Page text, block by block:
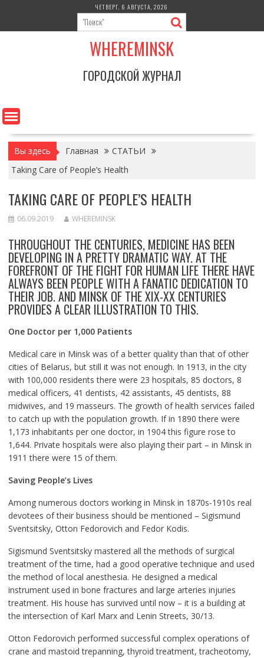
содержимому
ЧЕТВЕРГ, 6 АВГУСТА, 2026
WHEREMINSK
ГОРОДСКОЙ ЖУРНАЛ
Вы здесь Главная
СТАТЬИ
Taking Care of People’s Health
TAKING CARE OF PEOPLE’S HEALTH
06.09.2019 WHEREMINSK
THROUGHOUT THE CENTURIES, MEDICINE HAS BEEN
DEVELOPING IN A PRETTY DRAMATIC WAY. AT THE
FOREFRONT OF THE FIGHT FOR HUMAN LIFE THERE HAVE
ALWAYS BEEN PEOPLE WITH A FANATIC DEDICATION TO
THEIR JOB. AND MINSK OF THE XIX-XX CENTURIES
PROVIDES A CLEAR ILLUSTRATION TO THIS.
One Doctor per 1,000 Patients
Medical care in Minsk was of a better quality than that of other
cities of Belarus, but still it was not enough. In 1913, in the city
with 100,000 residents there were 23 hospitals, 85 doctors, 8
medical officers, 41 dentists, 42 assistants, 45 dentists, 88
midwives, and 19 masseurs. The growth of health services failed
to catch up with the population growth. If in 1890 there were
1,173 inhabitants per one doctor, in 1904 this figure rose to
1,644. Private hospitals were also playing their part – in Minsk in
1911 there were 15 of them.
Saving People’s Lives
Among numerous doctors working in Minsk in 1870s-1910s real
devotees of their business should be mentioned – Sigismund
Sventsitsky, Otton Fedorovich and Fedor Kodis.
Sigismund Sventsitsky mastered all the methods of surgical
treatment of the time, had a good operative technique and used
the method of local anesthesia. He designed a medical
instrument used in bone fractures and large arteries injuries
treatment. His house has survived until now – it is a building at
the intersection of Karl Marx and Lenin Streets, 30/13.
Otton Fedorovich performed successful complex operations of
crane and mastoid trepanning, thyroid treatment, tracheotomy,